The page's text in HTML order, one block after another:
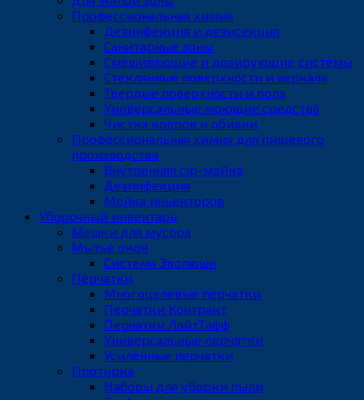
Профессиональная химия
Дезинфекция и дезисекция
Санитарные зоны
Смешивающие и дозирующие системы
Стеклянные поверхности и зеркала
Твердые поверхности и пола
Универсальные моющие средства
Чистка ковров и обивки
Профессиональная химия для пищевого
производства
Внутренняя cip-мойка
Дезинфекция
Мойка иньекторов
Уборочный инвентарь
Мешки для мусора
Мытьё окон
Система Эволюшн
Перчатки
Многоцелевые перчатки
Перчатки Контракт
Перчатки ЛайтТафф
Универсальные перчатки
Усиленные перчатки
Протирка
Наборы для уборки пыли